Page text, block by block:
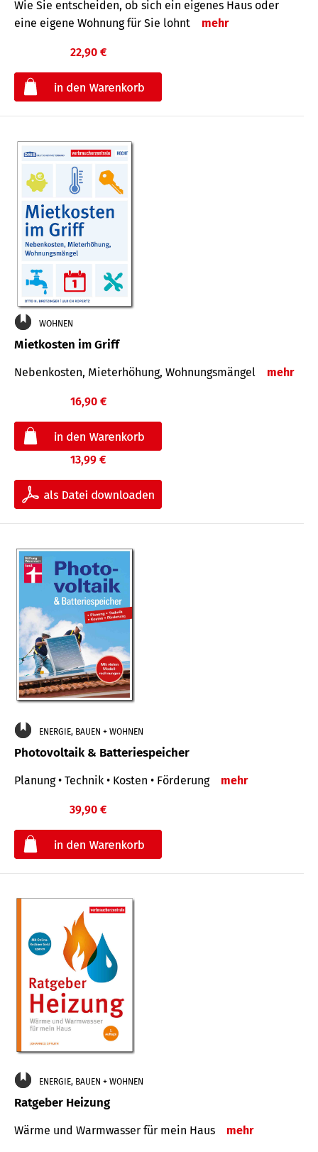
Wie Sie entscheiden, ob sich ein eigenes Haus oder
eine eigene Wohnung für Sie lohnt
mehr
22,90 €
WOHNEN
Mietkosten im Griff
Nebenkosten, Mieterhöhung, Wohnungsmängel mehr
16,90 €
13,99 €
ENERGIE, BAUEN + WOHNEN
Photovoltaik & Batteriespeicher
Planung • Technik • Kosten • Förderung mehr
39,90 €
ENERGIE, BAUEN + WOHNEN
Ratgeber Heizung
Wärme und Warmwasser für mein Haus mehr